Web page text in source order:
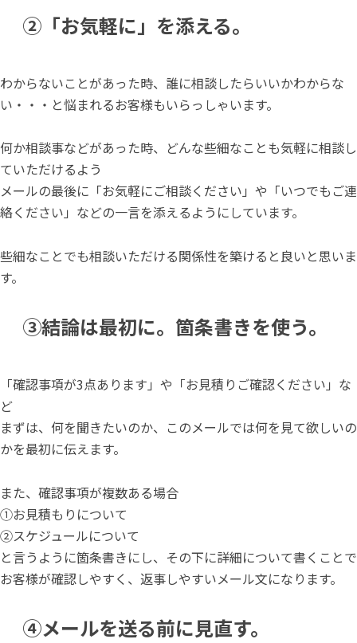
②「お気軽に」を添える。
わからないことがあった時、誰に相談したらいいかわからな
い・・・と悩まれるお客様もいらっしゃいます。
何か相談事などがあった時、どんな些細なことも気軽に相談し
ていただけるよう
メールの最後に「お気軽にご相談ください」や「いつでもご連
絡ください」などの一言を添えるようにしています。
些細なことでも相談いただける関係性を築けると良いと思いま
す。
③結論は最初に。箇条書きを使う。
「確認事項が3点あります」や「お見積りご確認ください」な
ど
まずは、何を聞きたいのか、このメールでは何を見て欲しいの
かを最初に伝えます。
また、確認事項が複数ある場合
①お見積もりについて
②スケジュールについて
と言うように箇条書きにし、その下に詳細について書くことで
お客様が確認しやすく、返事しやすいメール文になります。
④メールを送る前に見直す。